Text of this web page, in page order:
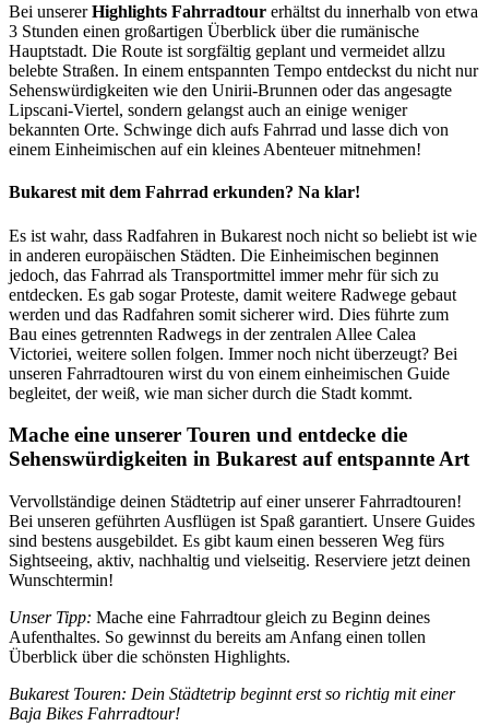
Bei unsererHighlights Fahrradtour erhältst du innerhalb von etwa
3 Stunden einen großartigen Überblick über die rumänische
Hauptstadt. Die Route ist sorgfältig geplant und vermeidet allzu
belebte Straßen. In einem entspannten Tempo entdeckst du nicht nur
Sehenswürdigkeiten wie den Unirii-Brunnen oder das angesagte
Lipscani-Viertel, sondern gelangst auch an einige weniger
bekannten Orte. Schwinge dich aufs Fahrrad und lasse dich von
einem Einheimischen auf ein kleines Abenteuer mitnehmen!
Bukarest mit dem Fahrrad erkunden? Na klar!
Es ist wahr, dass Radfahren in Bukarest noch nicht so beliebt ist wie
in anderen europäischen Städten. Die Einheimischen beginnen
jedoch, das Fahrrad als Transportmittel immer mehr für sich zu
entdecken. Es gab sogar Proteste, damit weitere Radwege gebaut
werden und das Radfahren somit sicherer wird. Dies führte zum
Bau eines getrennten Radwegs in der zentralen Allee Calea
Victoriei, weitere sollen folgen. Immer noch nicht überzeugt? Bei
unseren Fahrradtouren wirst du von einem einheimischen Guide
begleitet, der weiß, wie man sicher durch die Stadt kommt.
Mache eine unserer Touren und entdecke die
Sehenswürdigkeiten in Bukarest auf entspannte Art
Vervollständige deinen Städtetrip auf einer unserer Fahrradtouren!
Bei unseren geführten Ausflügen ist Spaß garantiert. Unsere Guides
sind bestens ausgebildet. Es gibt kaum einen besseren Weg fürs
Sightseeing, aktiv, nachhaltig und vielseitig. Reserviere jetzt deinen
Wunschtermin!
Unser Tipp: Mache eine Fahrradtour gleich zu Beginn deines
Aufenthaltes. So gewinnst du bereits am Anfang einen tollen
Überblick über die schönsten Highlights.
Bukarest Touren: Dein Städtetrip beginnt erst so richtig mit einer
Baja Bikes Fahrradtour!